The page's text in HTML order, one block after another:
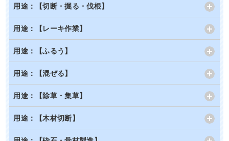
用途：【切断・掘る・伐根】
用途：【レーキ作業】
用途：【ふるう】
用途：【混ぜる】
用途：【除草・集草】
用途：【木材切断】